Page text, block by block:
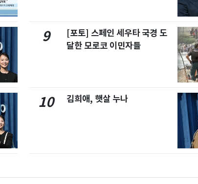
9
[포토] 스페인 세우타 국경 도
달한 모로코 이민자들
10 김희애, 햇살 누나